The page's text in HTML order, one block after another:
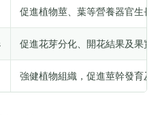
促進植物莖、葉等營養器官生長
促進花芽分化、開花結果及果實
強健植物組織，促進莖幹發育及